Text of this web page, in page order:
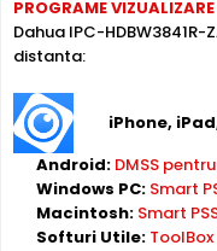
Alimentare PoE
Dahua IPC-
Power over Ethernet
alimentare prin
instalarea
de alimentare separat.
Inregistrare pe Card
PROGRAME VIZUALIZARE
Dahua IPC-
distanta:
iPhone,
Android: DMSS
Windows PC: Smart
Macintosh: Smart
Softuri Utile: ToolBox